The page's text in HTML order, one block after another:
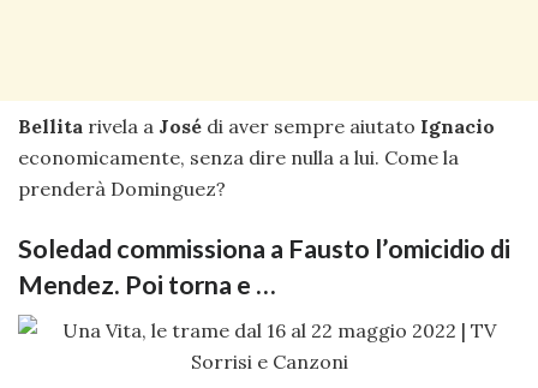
Bellita rivela a José di aver sempre aiutato Ignacio
economicamente, senza dire nulla a lui. Come la
prenderà Dominguez?
Soledad commissiona a Fausto l’omicidio di
Mendez. Poi torna e …